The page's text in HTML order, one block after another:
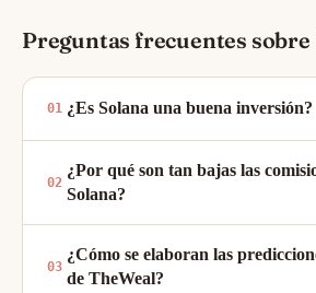
Preguntas frecuentes sobre
¿Es Solana una buena inversión?
¿Por qué son tan bajas las
Solana?
¿Cómo se elaboran las
de TheWeal?